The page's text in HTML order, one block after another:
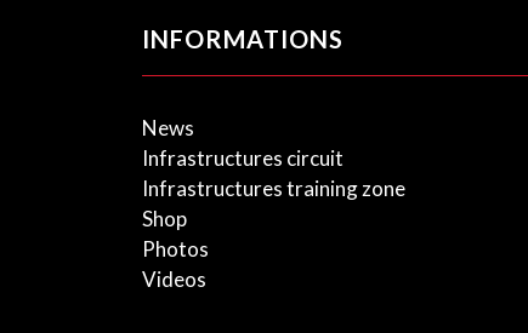
INFORMATIONS
News
Infrastructures circuit
Infrastructures training zone
Shop
Photos
Videos